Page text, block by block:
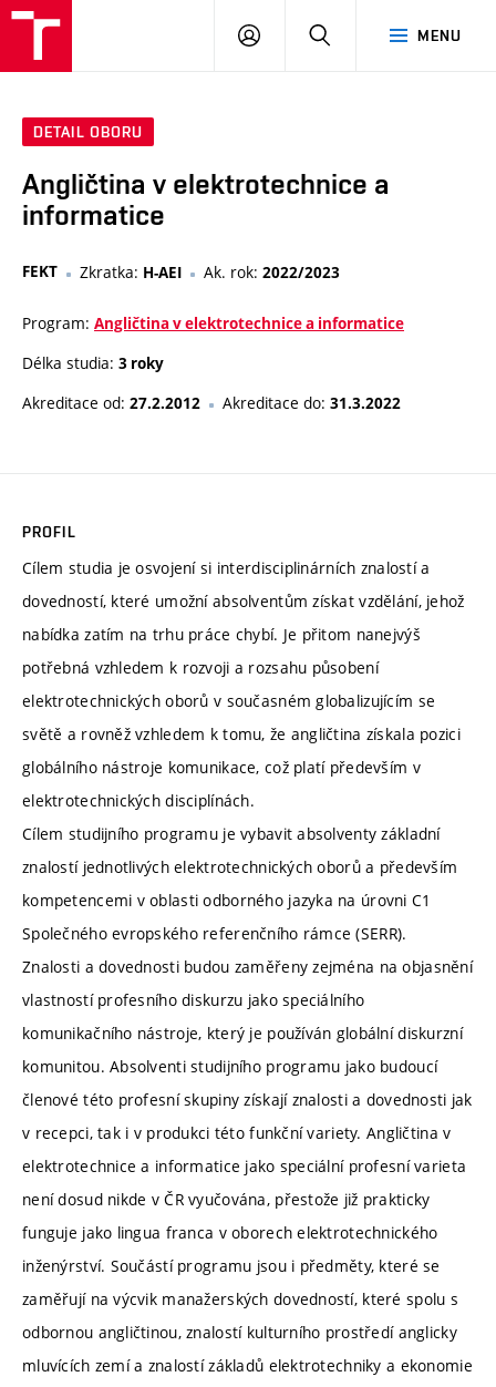
MENU
PŘIHLÁSIT
DETAIL OBORU
Angličtina v elektrotechnice a
informatice
FEKT Zkratka: H-AEI Ak. rok: 2022/2023
Program: Angličtina v elektrotechnice a informatice
Délka studia: 3 roky
Akreditace od: 27.2.2012 Akreditace do: 31.3.2022
PROFIL
Cílem studia je osvojení si interdisciplinárních znalostí a
dovedností, které umožní absolventům získat vzdělání, jehož
nabídka zatím na trhu práce chybí. Je přitom nanejvýš
potřebná vzhledem k rozvoji a rozsahu působení
elektrotechnických oborů v současném globalizujícím se
světě a rovněž vzhledem k tomu, že angličtina získala pozici
globálního nástroje komunikace, což platí především v
elektrotechnických disciplínách.
Cílem studijního programu je vybavit absolventy základní
znalostí jednotlivých elektrotechnických oborů a především
kompetencemi v oblasti odborného jazyka na úrovni C1
Společného evropského referenčního rámce (SERR).
Znalosti a dovednosti budou zaměřeny zejména na objasnění
vlastností profesního diskurzu jako speciálního
komunikačního nástroje, který je používán globální diskurzní
komunitou. Absolventi studijního programu jako budoucí
členové této profesní skupiny získají znalosti a dovednosti jak
v recepci, tak i v produkci této funkční variety. Angličtina v
elektrotechnice a informatice jako speciální profesní varieta
není dosud nikde v ČR vyučována, přestože již prakticky
funguje jako lingua franca v oborech elektrotechnického
inženýrství. Součástí programu jsou i předměty, které se
zaměřují na výcvik manažerských dovedností, které spolu s
odbornou angličtinou, znalostí kulturního prostředí anglicky
mluvících zemí a znalostí základů elektrotechniky a ekonomie